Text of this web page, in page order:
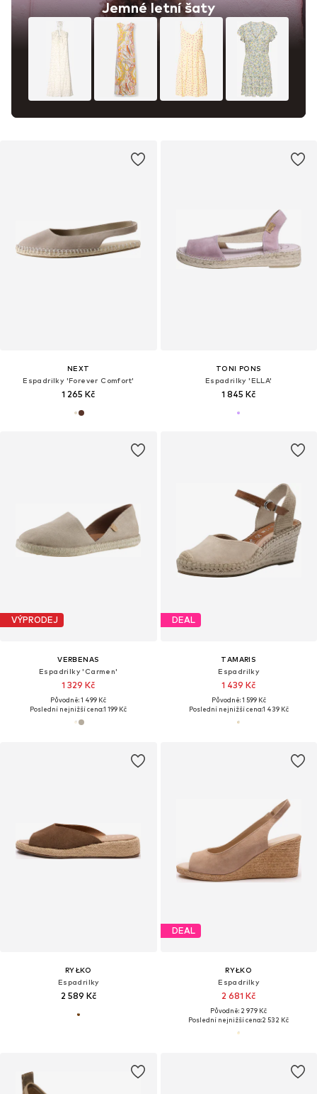
Jemné letní šaty
NEXT
Espadrilky 'Forever Comfort'
1 265 Kč
TONI PONS
Espadrilky 'ELLA'
1 845 Kč
VÝPRODEJ
VERBENAS
Espadrilky 'Carmen'
1 329 Kč
Původně: 1 499 Kč
Poslední nejnižší cena:1 199 Kč
DEAL
TAMARIS
Espadrilky
1 439 Kč
Původně: 1 599 Kč
Poslední nejnižší cena:1 439 Kč
RYŁKO
Espadrilky
2 589 Kč
DEAL
RYŁKO
Espadrilky
2 681 Kč
Původně: 2 979 Kč
Poslední nejnižší cena:2 532 Kč